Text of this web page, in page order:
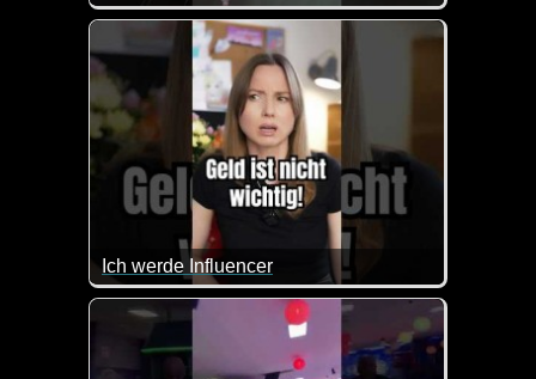
Man muss einfach lachen, wenn man die Katzen
Ich werde Influencer
Da ist die Muddi aber erst mal gar nicht